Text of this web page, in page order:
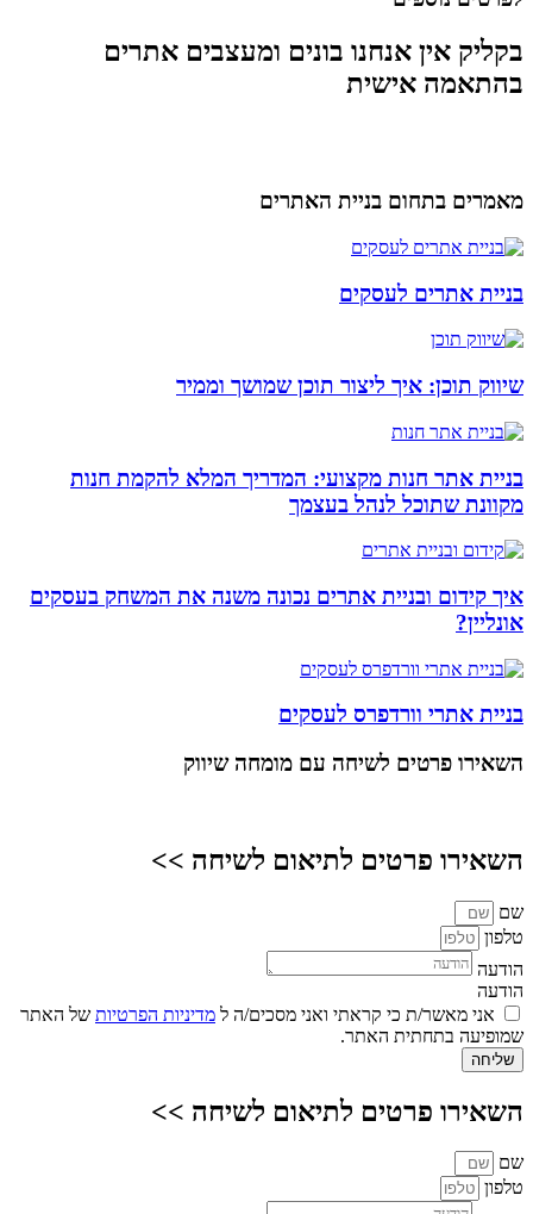
בקליק אין אנחנו בונים ומעצבים אתרים
בהתאמה אישית
מאמרים בתחום בניית האתרים
בניית אתרים לעסקים
שיווק תוכן: איך ליצור תוכן שמושך וממיר
בניית אתר חנות מקצועי: המדריך המלא להקמת חנות
מקוונת שתוכל לנהל בעצמך
איך קידום ובניית אתרים נכונה משנה את המשחק בעסקים
אונליין?
בניית אתרי וורדפרס לעסקים
השאירו פרטים לשיחה עם מומחה שיווק
השאירו פרטים לתיאום לשיחה >>
שם
טלפון
הודעה
הודעה
אני מאשר/ת כי קראתי ואני מסכים/ה ל מדיניות הפרטיות של האתר
שמופיעה בתחתית האתר.
שליחה
השאירו פרטים לתיאום לשיחה >>
שם
טלפון